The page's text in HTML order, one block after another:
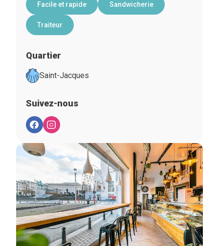
Facile et rapide Sandwicherie
Traiteur
Quartier
Saint-Jacques
Suivez-nous